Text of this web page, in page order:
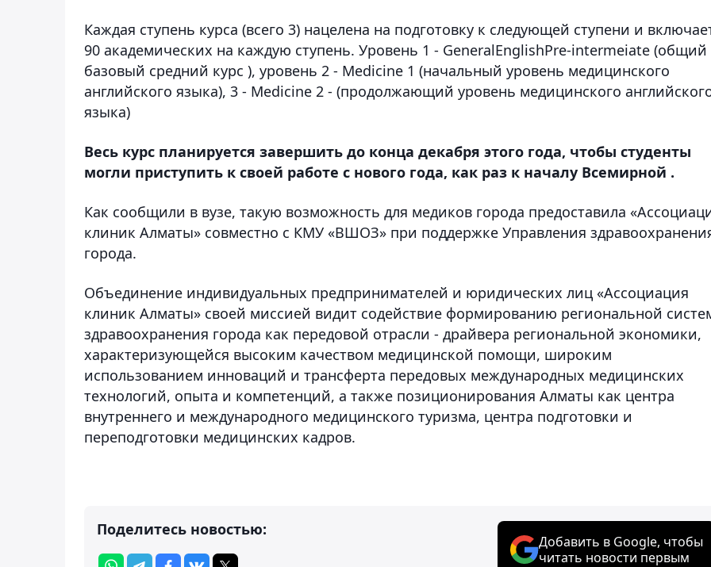
Каждая ступень курса (всего 3) нацелена на подготовку к следующей ступени и
90 академических на каждую ступень. Уровень 1 - GeneralEnglishPre-intermeiate (общий
базовый средний курс ), уровень 2 - Medicine 1 (начальный уровень медицинского
английского языка), 3 - Medicine 2 - (продолжающий уровень медицинского
языка)
Весь курс планируется завершить до конца декабря этого года, чтобы студенты
могли приступить к своей работе с нового года, как раз к началу Всемирной .
Как сообщили в вузе, такую возможность для медиков города предоставила
клиник Алматы» совместно с КМУ «ВШОЗ» при поддержке Управления
города.
Объединение индивидуальных предпринимателей и юридических лиц «Ассоциация
клиник Алматы» своей миссией видит содействие формированию региональной
здравоохранения города как передовой отрасли - драйвера региональной экономики,
характеризующейся высоким качеством медицинской помощи, широким
использованием инноваций и трансферта передовых международных медицинских
технологий, опыта и компетенций, а также позиционирования Алматы как центра
внутреннего и международного медицинского туризма, центра подготовки и
переподготовки медицинских кадров.
Поделитесь новостью:
Добавить в Google, чтобы
читать новости первым